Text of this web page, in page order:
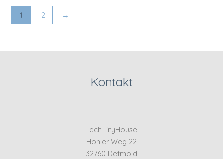
1 2 →
Kontakt
TechTinyHouse
Hohler Weg 22
32760 Detmold